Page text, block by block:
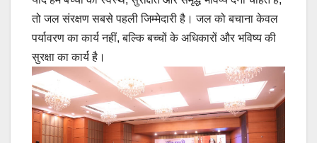
तो जल संरक्षण सबसे पहली जिम्मेदारी है। जल को बचाना केवल
पर्यावरण का कार्य नहीं, बल्कि बच्चों के अधिकारों और भविष्य की
सुरक्षा का कार्य है।